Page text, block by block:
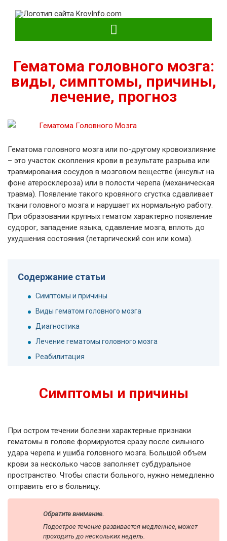
KrovInfo.com
Медицинский сайт о кровеносной системе.
Гематома головного мозга:
виды, симптомы, причины,
лечение, прогноз
Гематома головного мозга или по-другому кровоизлияние
– это участок скопления крови в результате разрыва или
травмирования сосудов в мозговом веществе (инсульт на
фоне атеросклероза) или в полости черепа (механическая
травма). Появление такого кровяного сгустка сдавливает
ткани головного мозга и нарушает их нормальную работу.
При образовании крупных гематом характерно появление
судорог, западение языка, сдавление мозга, вплоть до
ухудшения состояния (летаргический сон или кома).
Содержание статьи
Симптомы и причины
Виды гематом головного мозга
Диагностика
Лечение гематомы головного мозга
Реабилитация
Симптомы и причины
При остром течении болезни характерные признаки
гематомы в голове формируются сразу после сильного
удара черепа и ушиба головного мозга. Большой объем
крови за несколько часов заполняет субдуральное
пространство. Чтобы спасти больного, нужно немедленно
отправить его в больницу.
Обратите внимание.
Подострое течение развивается медленнее, может
проходить до нескольких недель.